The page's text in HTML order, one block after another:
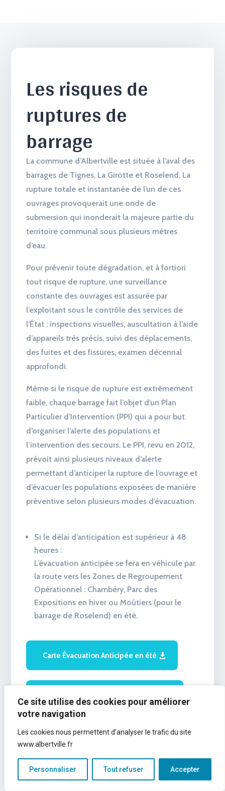
Ce site utilise des cookies pour améliorer
votre navigation
Les cookies nous permettent d'analyser le trafic du site
www.albertville.fr
Personnaliser Tout refuser Accepter
Les risques de
ruptures de
barrage
La commune d’Albertville est située à l’aval des
barrages de Tignes, La Girotte et Roselend. La
rupture totale et instantanée de l’un de ces
ouvrages provoquerait une onde de
submersion qui inonderait la majeure partie du
territoire communal sous plusieurs mètres
d’eau.
Pour prévenir toute dégradation, et à fortiori
tout risque de rupture, une surveillance
constante des ouvrages est assurée par
l’exploitant sous le contrôle des services de
l’État : inspections visuelles, auscultation à l’aide
d’appareils très précis, suivi des déplacements,
des fuites et des fissures, examen décennal
approfondi.
Même si le risque de rupture est extrêmement
faible, chaque barrage fait l’objet d’un Plan
Particulier d’Intervention (PPI) qui a pour but
d’organiser l’alerte des populations et
l’intervention des secours. Le PPI, revu en 2012,
prévoit ainsi plusieurs niveaux d’alerte
permettant d’anticiper la rupture de l’ouvrage et
d’évacuer les populations exposées de manière
préventive selon plusieurs modes d’évacuation.
Si le délai d’anticipation est supérieur à 48
heures :
L’évacuation anticipée se fera en véhicule par
la route vers les Zones de Regroupement
Opérationnel : Chambéry, Parc des
Expositions en hiver ou Moûtiers (pour le
barrage de Roselend) en été.
Carte Évacuation Anticipée en été
L’alerte sera transmise par la mairie ou le préfet :
Si le délai d’anticipation est de 24 heures ou
moins :